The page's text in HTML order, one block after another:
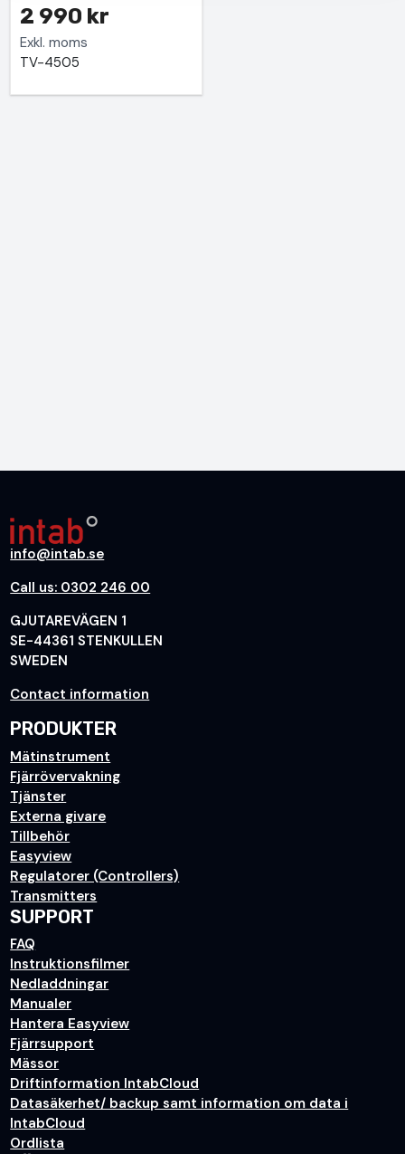
2 990 kr
Exkl. moms
TV-4505
info@intab.se
Call us: 0302 246 00
GJUTAREVÄGEN 1
SE-44361 STENKULLEN
SWEDEN
Contact information
PRODUKTER
Mätinstrument
Fjärrövervakning
Tjänster
Externa givare
Tillbehör
Easyview
Regulatorer (Controllers)
Transmitters
SUPPORT
FAQ
Instruktionsfilmer
Nedladdningar
Manualer
Hantera Easyview
Fjärrsupport
Mässor
Driftinformation IntabCloud
Datasäkerhet/ backup samt information om data i
IntabCloud
Ordlista